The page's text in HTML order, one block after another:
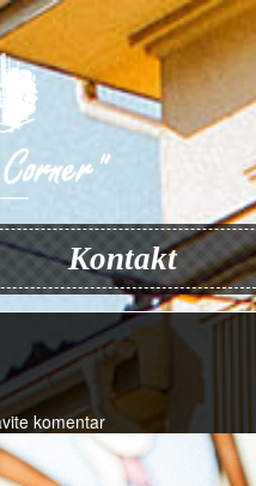
Kontakt
komentar